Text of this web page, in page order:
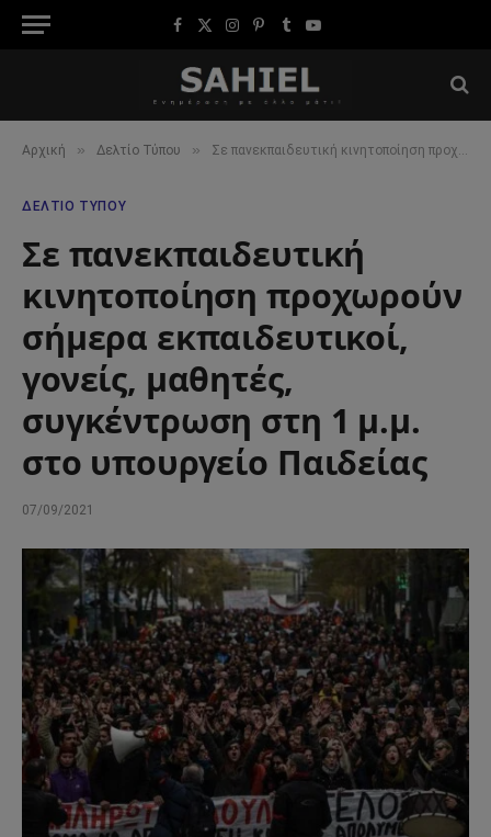
Facebook
X
Instagram
Pinterest
TumblrYouTube
Αρχική » Δελτίο Τύπου » Σε πανεκπαιδευτική κινητοποίηση προχωρούν σήμερα εκπαιδευτικοί, γονείς, μαθητές, συγκέντρωση στη 1 μ.μ. στο υπουργείο Παιδείας
ΔΕΛΤΊΟ ΤΎΠΟΥ
Σε πανεκπαιδευτική
κινητοποίηση προχωρούν
σήμερα εκπαιδευτικοί,
γονείς, μαθητές,
συγκέντρωση στη 1 μ.μ.
στο υπουργείο Παιδείας
07/09/2021